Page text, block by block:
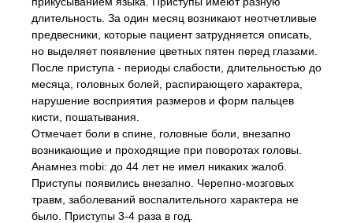
длительность. За один месяц возникают неотчетливые
предвесники, которые пациент затрудняется описать,
но выделяет появление цветных пятен перед глазами.
После приступа - периоды слабости, длительностью до
месяца, головных болей, распирающего характера,
нарушение восприятия размеров и форм пальцев
кисти, пошатывания.
Отмечает боли в спине, головные боли, внезапно
возникающие и проходящие при поворотах головы.
Анамнез mobi: до 44 лет не имел никаких жалоб.
Приступы появились внезапно. Черепно-мозговых
травм, заболеваний воспалительного характера не
было. Приступы 3-4 раза в год.